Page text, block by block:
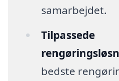
samarbejdet.
Tilpassede
bedste